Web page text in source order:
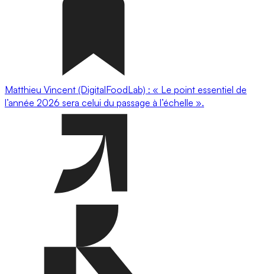
Matthieu Vincent (DigitalFoodLab) : « Le point essentiel de
l’année 2026 sera celui du passage à l’échelle ».